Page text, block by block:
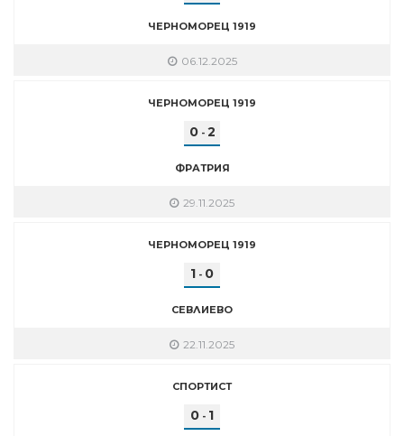
ЧЕРНОМОРЕЦ 1919
06.12.2025
ЧЕРНОМОРЕЦ 1919
0- 2
ФРАТРИЯ
29.11.2025
ЧЕРНОМОРЕЦ 1919
1 - 0
СЕВЛИЕВО
22.11.2025
СПОРТИСТ
0 - 1